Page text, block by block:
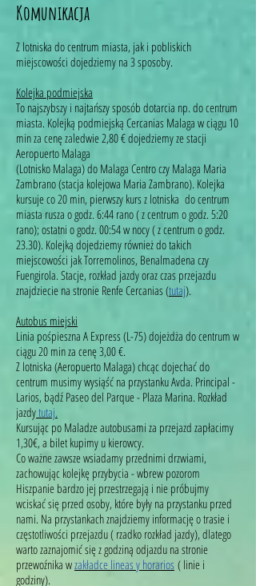
Komunikacja
Z lotniska do centrum miasta, jak i pobliskich
miejscowości dojedziemy na 3 sposoby.
Kolejka podmiejska
To najszybszy i najtańszy sposób dotarcia np. do centrum
miasta. Kolejką podmiejską Cercanias Malaga w ciągu 10
min za cenę zaledwie 2,80 € dojedziemy ze stacji
Aeropuerto Malaga
(Lotnisko Malaga) do Malaga Centro czy Malaga Maria
Zambrano (stacja kolejowa Maria Zambrano). Kolejka
kursuje co 20 min, pierwszy kurs z lotniska do centrum
miasta rusza o godz. 6:44 rano ( z centrum o godz. 5:20
rano); ostatni o godz. 00:54 w nocy ( z centrum o godz.
23.30). Kolejką dojedziemy również do takich
miejscowości jak Torremolinos, Benalmadena czy
Fuengirola. Stacje, rozkład jazdy oraz czas przejazdu
znajdziecie na stronie Renfe Cercanias (tutaj).
Autobus miejski
Linia pośpieszna A Express (L-75) dojeżdża do centrum w
ciągu 20 min za cenę 3,00 €.
Z lotniska (Aeropuerto Malaga) chcąc dojechać do
centrum musimy wysiąść na przystanku Avda. Principal -
Larios, bądź Paseo del Parque - Plaza Marina. Rozkład
jazdytutaj.
Kursując po Maladze autobusami za przejazd zapłacimy
1,30€, a bilet kupimy u kierowcy.
Co ważne zawsze wsiadamy przednimi drzwiami,
zachowując kolejkę przybycia - wbrew pozorom
Hiszpanie bardzo jej przestrzegają i nie próbujmy
wciskać się przed osoby, które były na przystanku przed
nami. Na przystankach znajdziemy informację o trasie i
częstotliwości przejazdu ( rzadko rozkład jazdy), dlatego
warto zaznajomić się z godziną odjazdu na stronie
przewoźnika wzakładce lineas y horarios ( linie i
godziny).